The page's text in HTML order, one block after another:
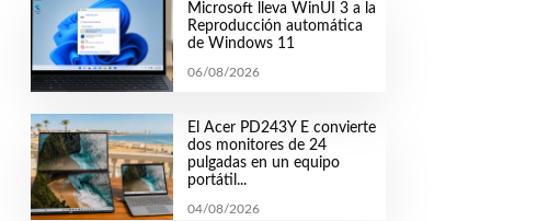
Microsoft lleva WinUI 3 a la
Reproducción automática
de Windows 11
06/08/2026
El Acer PD243Y E convierte
dos monitores de 24
pulgadas en un equipo
portátil...
04/08/2026